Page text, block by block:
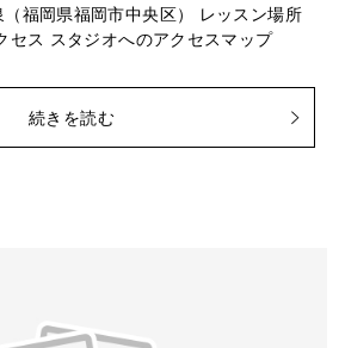
福岡県福岡市中央区） レッスン場所
セス スタジオへのアクセスマップ
続きを読む